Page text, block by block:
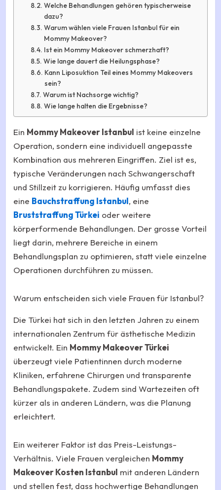
Welche Behandlungen gehören typischerweise
dazu?
Warum wählen viele Frauen Istanbul für ein
Mommy Makeover?
Ist ein Mommy Makeover schmerzhaft?
Wie lange dauert die Heilungsphase?
Kann Liposuktion Teil eines Mommy Makeovers
sein?
Warum ist Nachsorge wichtig?
Wie lange halten die Ergebnisse?
Ein Mommy Makeover Istanbul ist keine einzelne
Operation, sondern eine individuell angepasste
Kombination aus mehreren Eingriffen. Ziel ist es,
typische Veränderungen nach Schwangerschaft
und Stillzeit zu korrigieren. Häufig umfasst dies
eine Bauchstraffung Istanbul, eine
Bruststraffung Türkei oder weitere
körperformende Behandlungen. Der grosse Vorteil
liegt darin, mehrere Bereiche in einem
Behandlungsplan zu optimieren, statt viele einzelne
Operationen durchführen zu müssen.
Warum entscheiden sich viele Frauen für Istanbul?
Die Türkei hat sich in den letzten Jahren zu einem
internationalen Zentrum für ästhetische Medizin
entwickelt. Ein Mommy Makeover Türkei
überzeugt viele Patientinnen durch moderne
Kliniken, erfahrene Chirurgen und transparente
Behandlungspakete. Zudem sind Wartezeiten oft
kürzer als in anderen Ländern, was die Planung
erleichtert.
Ein weiterer Faktor ist das Preis-Leistungs-
Verhältnis. Viele Frauen vergleichen Mommy
Makeover Kosten Istanbul mit anderen Ländern
und stellen fest, dass hochwertige Behandlungen